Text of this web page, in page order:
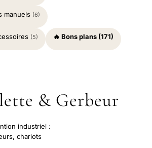
manuels (6)
(5) 🔥 Bons plans (171)
& Gerbeur
industriel :
chariots